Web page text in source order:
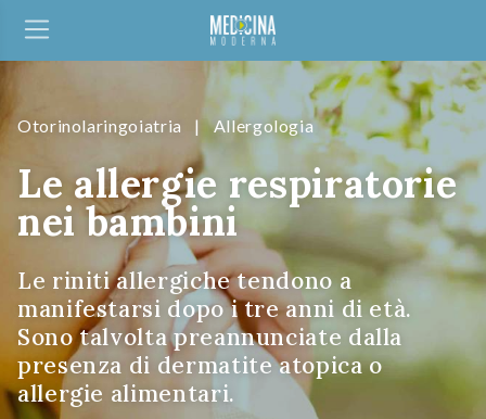
Otorinolaringoiatria | Allergologia
Le allergie respiratorie
nei bambini
Le riniti allergiche tendono a
manifestarsi dopo i tre anni di età.
Sono talvolta preannunciate dalla
presenza di dermatite atopica o
allergie alimentari.